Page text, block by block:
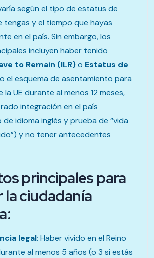
según el tipo de estatus de
tengas y el tiempo que hayas
en el país. Sin embargo, los
incluyen haber tenido
to Remain (ILR)o Estatus de
el esquema de asentamiento para
UE durante al menos 12 meses,
integración en el país
idioma inglés y prueba de “vida
y no tener antecedentes
principales para
ciudadanía
legal: Haber vivido en el Reino
al menos 5 años (o 3 si estás